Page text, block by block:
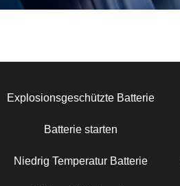
Explosionsgeschützte Batterie
Batterie starten
Niedrig Temperatur Batterie